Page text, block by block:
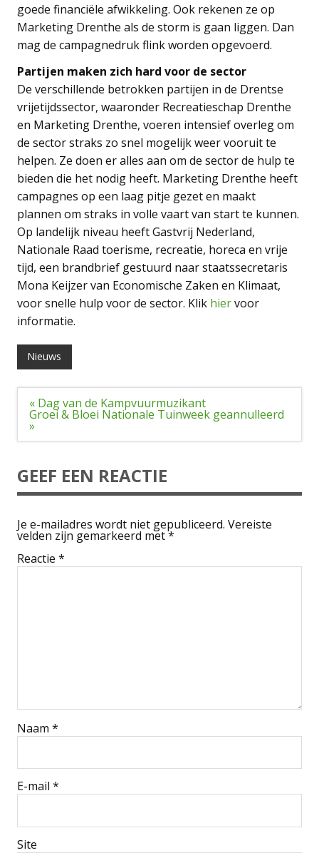
goede financiële afwikkeling. Ook rekenen ze op
Marketing Drenthe als de storm is gaan liggen. Dan
mag de campagnedruk flink worden opgevoerd.
Partijen maken zich hard voor de sector
De verschillende betrokken partijen in de Drentse
vrijetijdssector, waaronder Recreatieschap Drenthe
en Marketing Drenthe, voeren intensief overleg om
de sector straks zo snel mogelijk weer vooruit te
helpen. Ze doen er alles aan om de sector de hulp te
bieden die het nodig heeft. Marketing Drenthe heeft
campagnes op een laag pitje gezet en maakt
plannen om straks in volle vaart van start te kunnen.
Op landelijk niveau heeft Gastvrij Nederland,
Nationale Raad toerisme, recreatie, horeca en vrije
tijd, een brandbrief gestuurd naar staatssecretaris
Mona Keijzer van Economische Zaken en Klimaat,
voor snelle hulp voor de sector. Klik hiervoor
informatie.
Nieuws
Bericht
navigatie
« Dag van de Kampvuurmuzikant
Groei & Bloei Nationale Tuinweek geannulleerd
»
GEEF EEN REACTIE
Je e-mailadres wordt niet gepubliceerd. Vereiste
velden zijn gemarkeerd met*
Reactie *
Naam *
E-mail *
Site